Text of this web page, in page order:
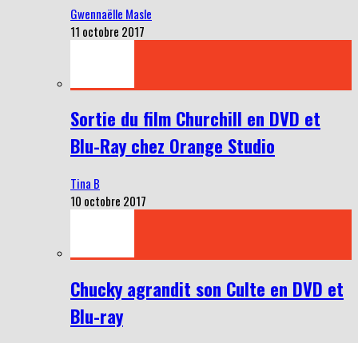
Gwennaëlle Masle
11 octobre 2017
Sortie du film Churchill en DVD et
Blu-Ray chez Orange Studio
Tina B
10 octobre 2017
Chucky agrandit son Culte en DVD et
Blu-ray